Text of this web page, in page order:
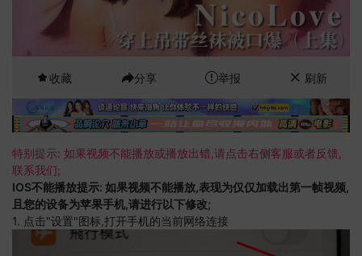
收藏 分享 举报 刷新
特别提示: 如果视频不能播放或播放出错,请点击右侧客服或者反馈,
联系我们;
IOS不能播放提示: 如果视频不能播放,表现为仅仅加载出第一帧视频,
且您的设备为苹果手机,请进行以下修改;
1. 点击"设置"图标,打开手机的当前网络连接